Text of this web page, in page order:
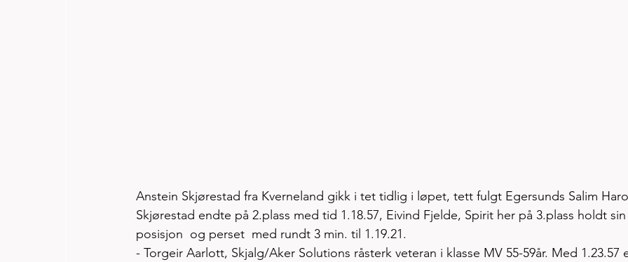
Anstein Skjørestad fra Kverneland gikk i tet tidlig i løpet, tett fulgt Egersunds Salim
Skjørestad endte på 2.plass med tid 1.18.57, Eivind Fjelde, Spirit her på 3.plass holdt sin
posisjon  og perset  med rundt 3 min. til 1.19.21.
- Torgeir Aarlott, Skjalg/Aker Solutions råsterk veteran i klasse MV 55-59år. Med 1.23.57